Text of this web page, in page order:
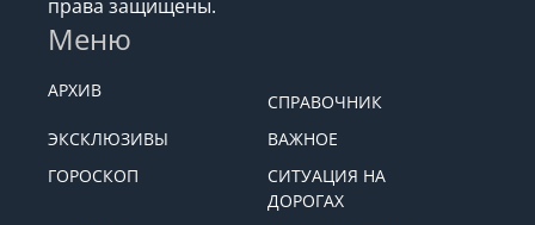
права защищены.
Меню
АРХИВ
СПРАВОЧНИК
ЭКСКЛЮЗИВЫ
ВАЖНОЕ
ГОРОСКОП
СИТУАЦИЯ НА
ДОРОГАХ